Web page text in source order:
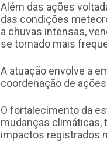
Além das ações
das condições
a chuvas intensas,
se tornado mais
A atuação envolve a
coordenação de
O fortalecimento da
mudanças climáticas,
impactos registrados